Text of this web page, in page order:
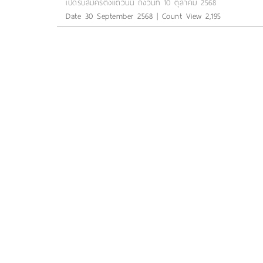
เปิดรับสมัครตั้งแต่วันนี้ ถึงวันที่ 10 ตุลาคม 2568
Date 30 September 2568 | Count View 2,195